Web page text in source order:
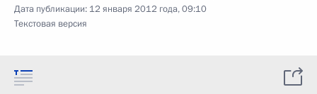
Дата публикации: 12 января 2012 года, 09:10
Текстовая версия